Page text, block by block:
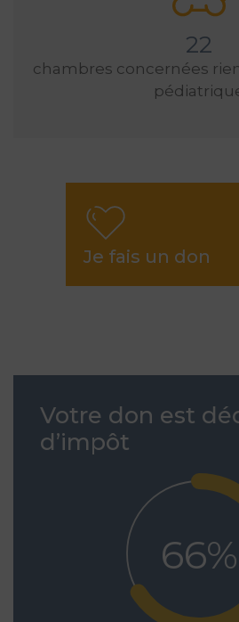
22
chambres concernées
Je fais un don
Votre don est
d’impôt
66%